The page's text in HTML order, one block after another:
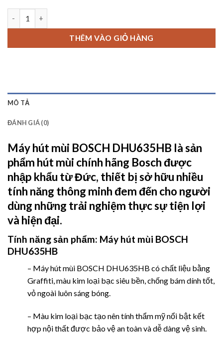
THÊM VÀO GIỎ HÀNG
MÔ TẢ
ĐÁNH GIÁ (0)
Máy hút mùi BOSCH DHU635HB là sản
phẩm hút mùi chính hãng Bosch được
nhập khẩu từ Đức, thiết bị sở hữu nhiều
tính năng thông minh đem đến cho người
dùng những trải nghiệm thực sự tiện lợi
và hiện đại.
Tính năng sản phẩm: Máy hút mùi BOSCH
DHU635HB
– Máy hút mùi BOSCH DHU635HB có chất liệu bằng
Graffiti, màu kim loại bạc siêu bền, chống bám dính tốt,
vỏ ngoài luôn sáng bóng.
– Màu kim loại bạc tạo nên tính thẩm mỹ nổi bật kết
hợp nội thất được bảo vệ an toàn và dễ dàng vệ sinh.